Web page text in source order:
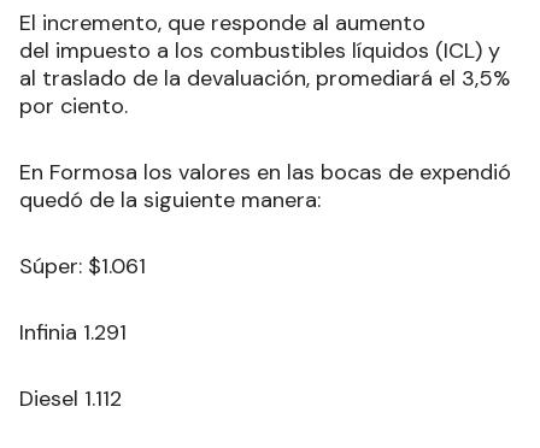
El incremento, que responde al aumento
del impuesto a los combustibles líquidos (ICL) y
al traslado de la devaluación, promediará el 3,5%
por ciento.
En Formosa los valores en las bocas de expendió
quedó de la siguiente manera:
Súper: $1.061
Infinia 1.291
Diesel 1.112